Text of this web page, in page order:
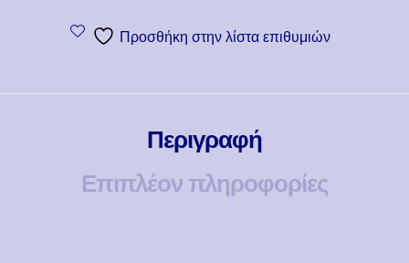
Προσθήκη στην λίστα επιθυμιών
Περιγραφή
Επιπλέον πληροφορίες